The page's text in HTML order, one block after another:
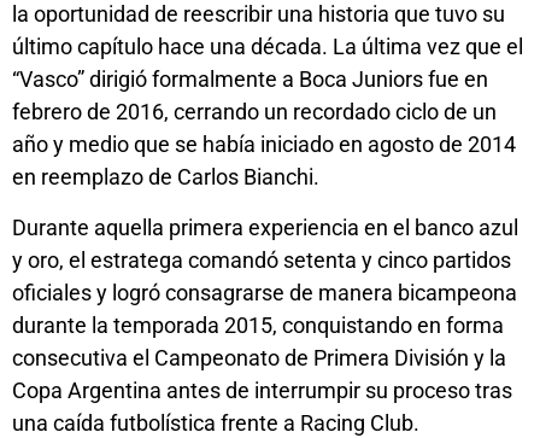
la oportunidad de reescribir una historia que tuvo su
último capítulo hace una década. La última vez que el
“Vasco” dirigió formalmente a Boca Juniors fue en
febrero de 2016, cerrando un recordado ciclo de un
año y medio que se había iniciado en agosto de 2014
en reemplazo de Carlos Bianchi.
Durante aquella primera experiencia en el banco azul
y oro, el estratega comandó setenta y cinco partidos
oficiales y logró consagrarse de manera bicampeona
durante la temporada 2015, conquistando en forma
consecutiva el Campeonato de Primera División y la
Copa Argentina antes de interrumpir su proceso tras
una caída futbolística frente a Racing Club.